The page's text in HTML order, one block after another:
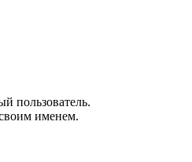
пользователь.
именем.